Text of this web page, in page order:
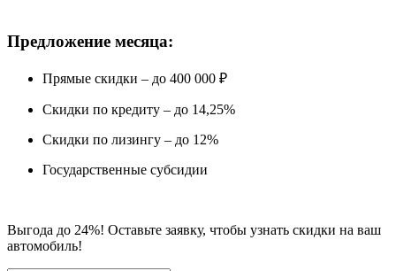
Предложение месяца:
Прямые скидки – до 400 000 ₽
Скидки по кредиту – до 14,25%
Скидки по лизингу – до 12%
Государственные субсидии
Выгода до 24%! Оставьте заявку, чтобы узнать скидки на ваш
автомобиль!